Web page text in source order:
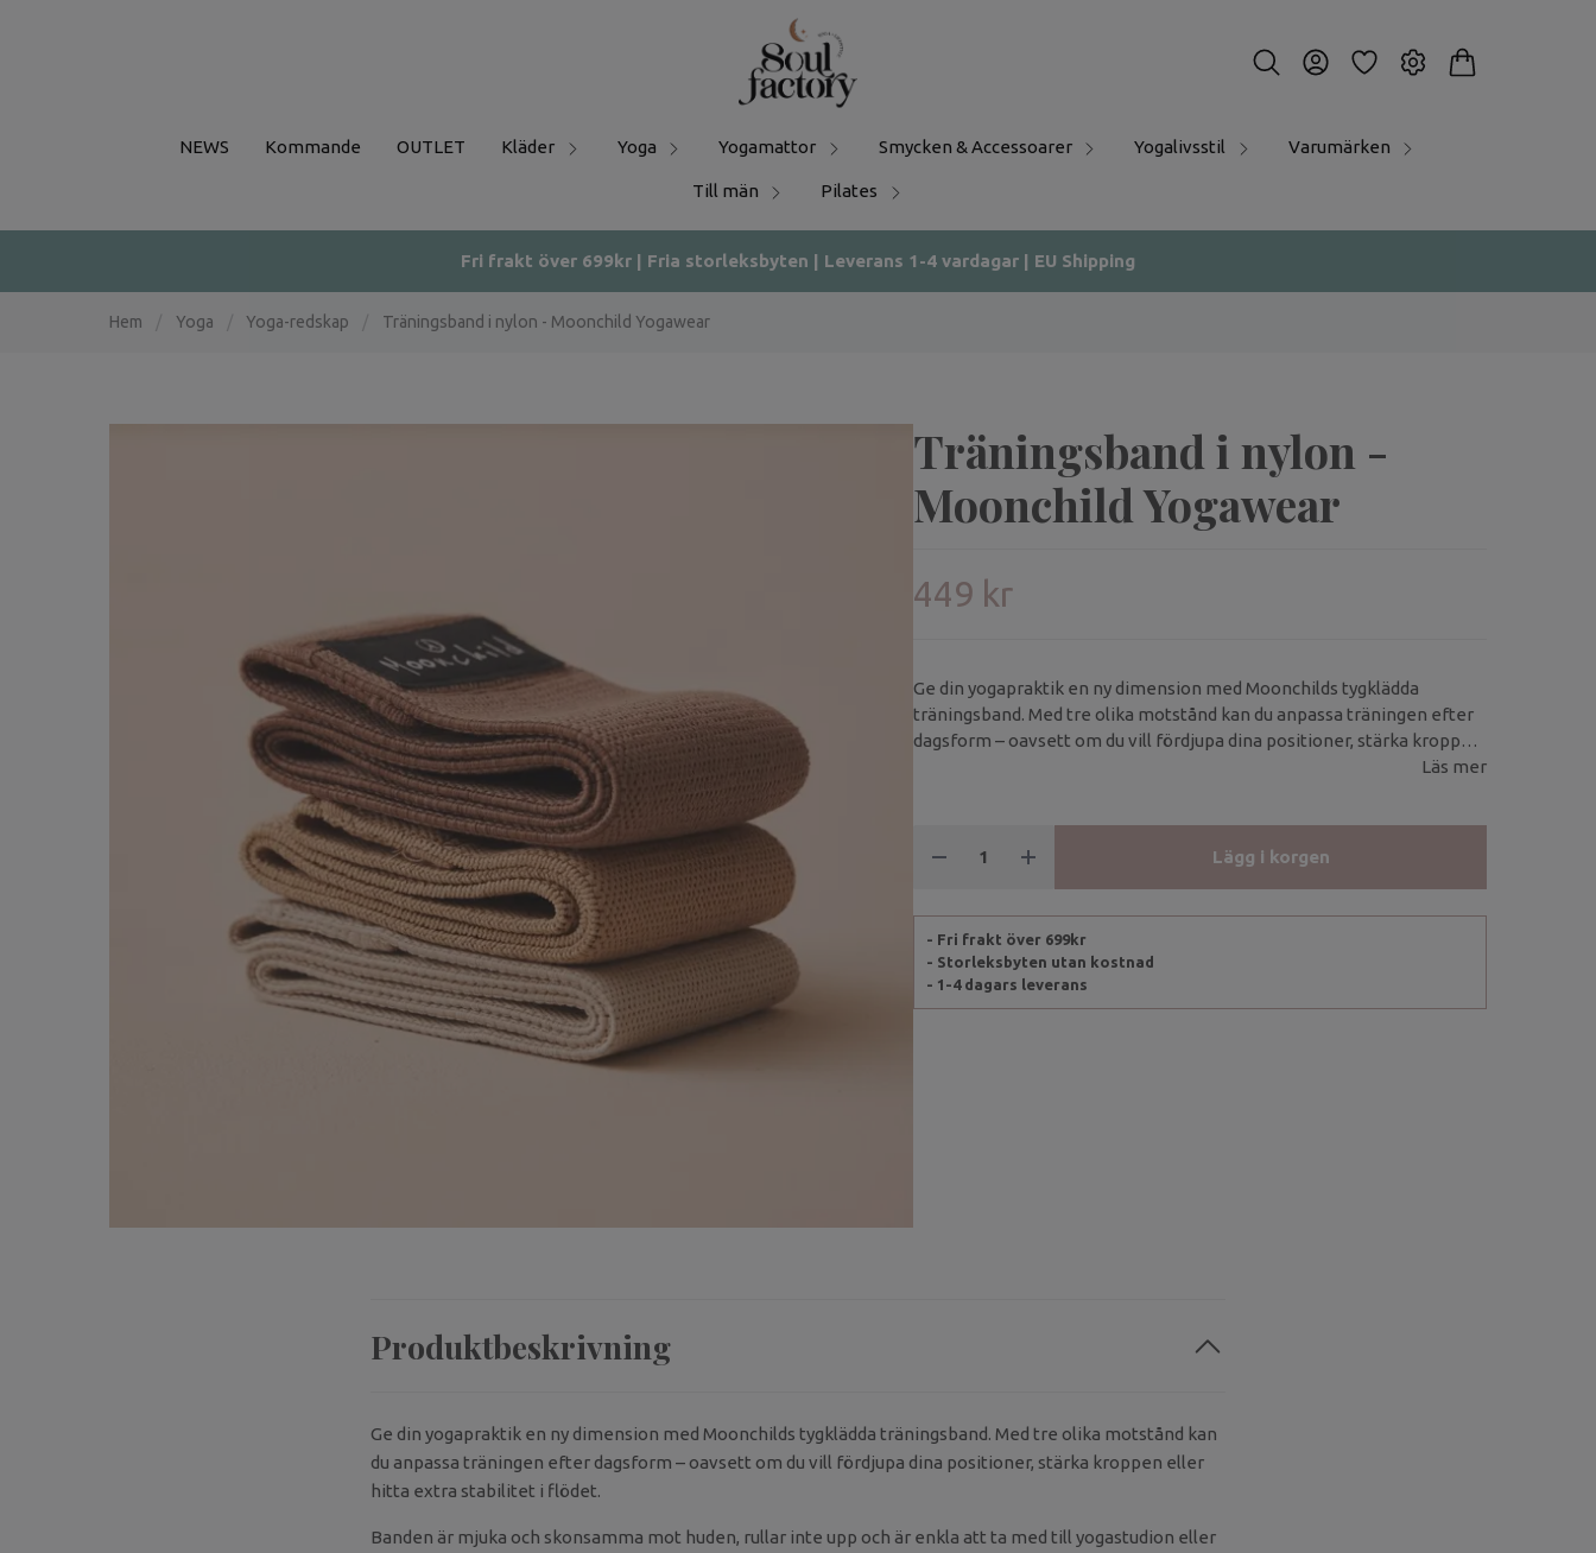
NEWS Kommande OUTLET Kläder Yoga Yogamattor Smycken & Accessoarer Yogalivsstil Varumärken
Till män Pilates
Fri frakt över 699kr | Fria storleksbyten | Leverans 1-4 vardagar | EU Shipping
Hem Yoga Yoga-redskap Träningsband i nylon - Moonchild Yogawear
Träningsband i nylon -
Moonchild Yogawear
449 kr
Ge din yogapraktik en ny dimension med Moonchilds tygklädda
träningsband. Med tre olika motstånd kan du anpassa träningen efter
dagsform – oavsett om du vill fördjupa dina positioner, stärka kroppen
Läs mer
Lägg i korgen
- Fri frakt över 699kr
- Storleksbyten utan kostnad
- 1-4 dagars leverans
Produktbeskrivning
Ge din yogapraktik en ny dimension med Moonchilds tygklädda träningsband. Med tre olika motstånd kan
du anpassa träningen efter dagsform – oavsett om du vill fördjupa dina positioner, stärka kroppen eller
hitta extra stabilitet i flödet.
Banden är mjuka och skonsamma mot huden, rullar inte upp och är enkla att ta med till yogastudion eller